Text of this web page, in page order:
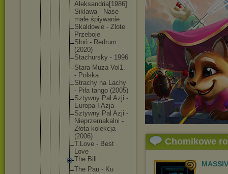
Aleksand ria[1986]
Siklawa - Nase
małe śpiywanie
Skaldowie - Zlote
Przeboje
Słoń - Redrum
(2020)
Stachurs ky - 1996
Stara Muza Vol1.
- Polska
Strachy na Lachy
- Piła tango (2005)
Sztywny Pal Azji -
Europa I Azja
Sztywny Pal Azji -
Nieprzemakalni -
Złota kolekcja
(2006)
T.Love - Best
Love
The Bill
The Pau - Ku
Chomikowe